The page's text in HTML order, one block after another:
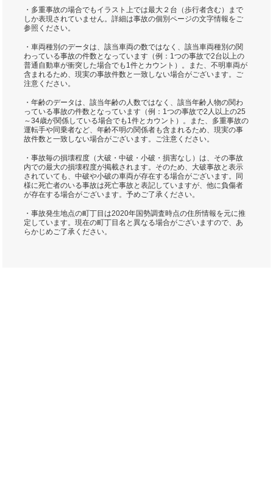
・多重事故の場合でもイラスト上では最大２台（歩行者含む）まで
しか表現されていません。詳細は事故の個別ページの文字情報をご
参照ください。
・車両種別のデータは、該当車両の数ではなく、該当車両種別の関
わっている事故の件数となっています（例：1つの事故で2台以上の
普通自動車が衝突した場合でも1件とカウント）。また、不明車両が
含まれるため、現実の事故件数と一致しない場合がございます。ご
注意ください。
・年齢のデータは、該当年齢の人数ではなく、該当年齢人物の関わ
っている事故の件数となっています（例：1つの事故で2人以上の25
～34歳が関係している場合でも1件とカウント）。また、多重事故の
運転手や同乗者など、年齢不明の関係者も含まれるため、現実の事
故件数と一致しない場合がございます。ご注意ください。
・事故毎の損壊程度（大破・中破・小破・損害なし）は、その事故
内での最大の損壊程度が掲載されます。そのため、大破事故と表示
されていても、中破や小破の車両が存在する場合がございます。同
様に死亡者のいる事故は死亡事故と表記していますが、他に負傷者
が存在する場合がございます。予めご了承ください。
・事故発生地点の町丁目は2020年国勢調査時点の住所情報を元に推
定しています。現在の町丁目名と異なる場合がございますので、あ
らかじめご了承ください。